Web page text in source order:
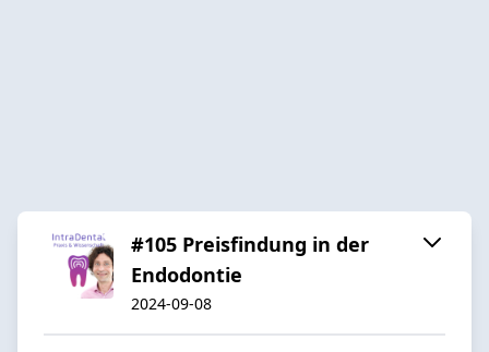
#105 Preisfindung in der
Endodontie
2024-09-08